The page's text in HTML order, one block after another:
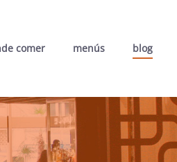
comer menús blog